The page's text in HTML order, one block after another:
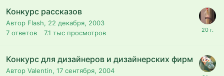
Конкурс рассказов
Автор Flash, 22 декабря, 2003
7 ответов 7.1 тыс просмотров
Конкурс для дизайнеров и дизайнерских фирм
Автор Valentin, 17 сентября, 2004